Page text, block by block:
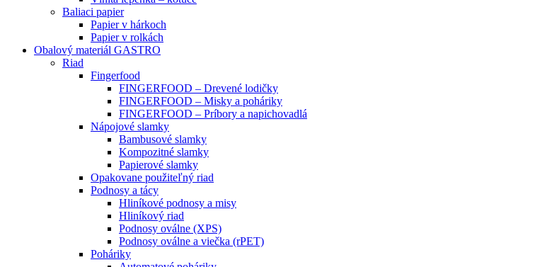
Baliaci papier
Papier v hárkoch
Papier v rolkách
Obalový materiál GASTRO
Riad
Fingerfood
FINGERFOOD – Drevené lodičky
FINGERFOOD – Misky a poháriky
FINGERFOOD – Príbory a napichovadlá
Nápojové slamky
Bambusové slamky
Kompozitné slamky
Papierové slamky
Opakovane použiteľný riad
Podnosy a tácy
Hliníkové podnosy a misy
Hliníkový riad
Podnosy oválne (XPS)
Podnosy oválne a viečka (rPET)
Poháriky